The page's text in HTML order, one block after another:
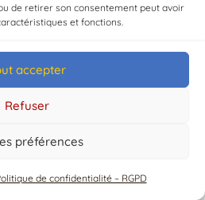
de retirer son consentement peut avoir
et fonctions.
accepter
Refuser
préférences
de confidentialité – RGPD
2024] | Tous droits réservés.
byWEB3-DESIGN